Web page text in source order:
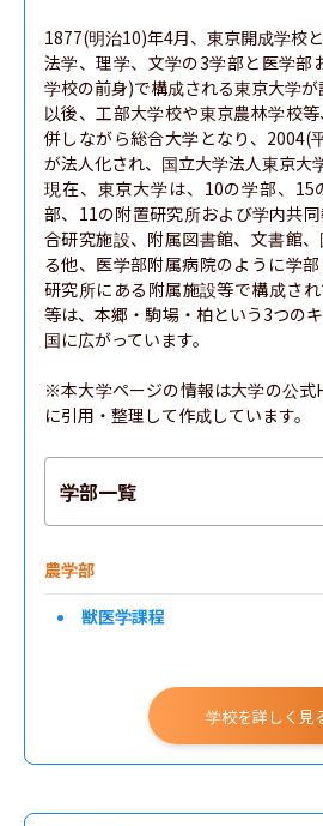
1877(明治10)年4月、東京開成学校
法学、理学、文学の3学部と医学部
学校の前身)で構成される東京大学が
以後、工部大学校や東京農林学校
併しながら総合大学となり、2004(
が法人化され、国立大学法人東京大
現在、東京大学は、10の学部、15
部、11の附置研究所および学内共
合研究施設、附属図書館、文書館
る他、医学部附属病院のように学
研究所にある附属施設等で構成さ
等は、本郷・駒場・柏という3つの
国に広がっています。
※本大学ページの情報は大学の公式
に引用・整理して作成しています。
学部一覧
農学部
獣医学課程
学校を詳しく見